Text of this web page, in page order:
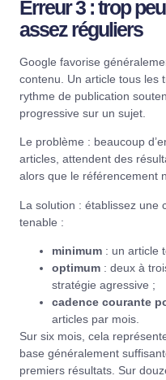
Erreur 3 : trop
assez réguliers
Google favorise
contenu. Un article tous les
rythme de publication
progressive sur un sujet.
Le problème : beaucoup
articles, attendent des
alors que le référencement
La solution : établissez une
tenable :
minimum : un article
optimum : deux à
stratégie agressive ;
cadence courante
articles par mois.
Sur six mois, cela
base généralement
premiers résultats. Sur